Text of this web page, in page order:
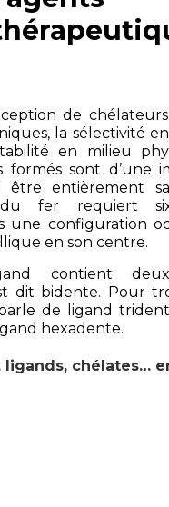
de
la sélectivité
en milieu
formés sont d’une
être entièrement
du fer requiert
une configuration
en son centre.
contient
dit bidente. Pour
de ligand
hexadente.
ligands, chélates…